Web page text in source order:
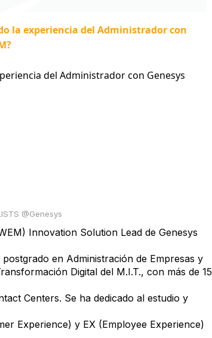
la experiencia del Administrador con
del Administrador con Genesys
@Genesys
Innovation Solution Lead de Genesys
en Administración de Empresas y
Digital del M.I.T., con más de 15
Centers. Se ha dedicado al estudio y
Experience) y EX (Employee Experience)